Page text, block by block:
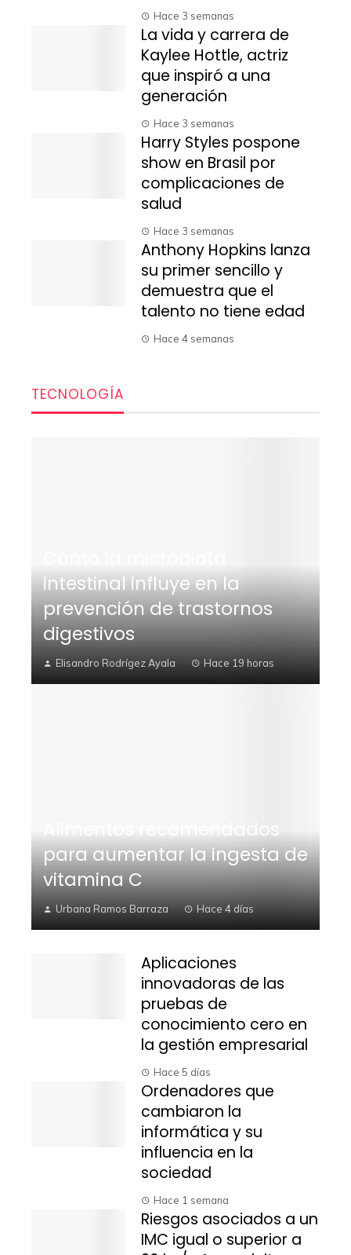
Hace 3 semanas
La vida y carrera de
Kaylee Hottle, actriz
que inspiró a una
generación
Hace 3 semanas
Harry Styles pospone
show en Brasil por
complicaciones de
salud
Hace 3 semanas
Anthony Hopkins lanza
su primer sencillo y
demuestra que el
talento no tiene edad
Hace 4 semanas
TECNOLOGÍA
intestinal influye en la
prevención de trastornos
digestivos
Elisandro Rodrígez Ayala Hace 19 horas
Alimentos recomendados
para aumentar la ingesta de
vitamina C
Urbana Ramos Barraza Hace 4 días
Aplicaciones
innovadoras de las
pruebas de
conocimiento cero en
la gestión empresarial
Hace 5 días
Ordenadores que
cambiaron la
informática y su
influencia en la
sociedad
Hace 1 semana
Riesgos asociados a un
IMC igual o superior a